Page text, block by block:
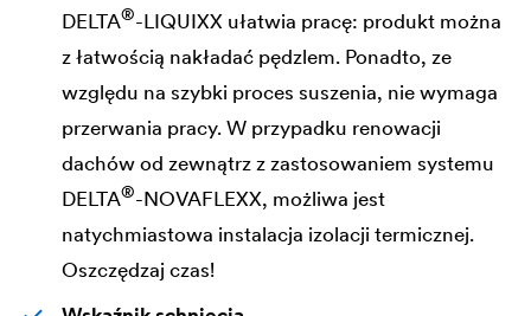
DELTA®-LIQUIXX ułatwia pracę: produkt można
z łatwością nakładać pędzlem. Ponadto, ze
względu na szybki proces suszenia, nie wymaga
przerwania pracy. W przypadku renowacji
dachów od zewnątrz z zastosowaniem systemu
DELTA®-NOVAFLEXX, możliwa jest
natychmiastowa instalacja izolacji termicznej.
Oszczędzaj czas!